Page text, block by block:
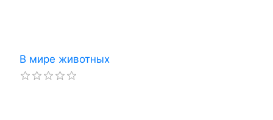
В мире животных